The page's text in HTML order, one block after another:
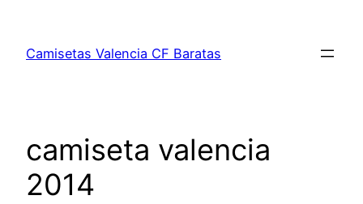
contenido
Camisetas Valencia CF Baratas
camiseta valencia
2014